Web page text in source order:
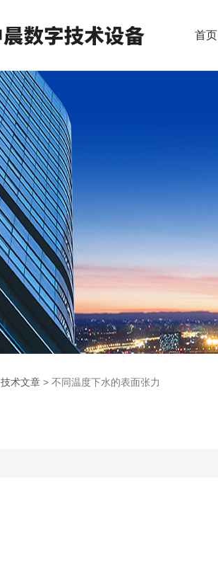
首页
技术文章 > 不同温度下水的表面张力